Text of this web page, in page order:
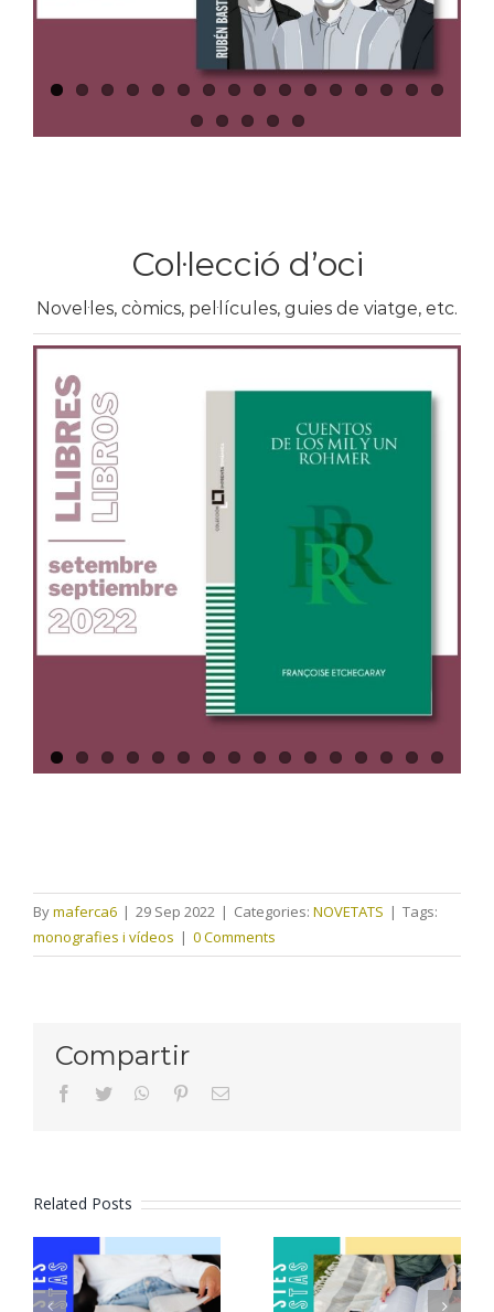
Col·lecció d’oci
Novel·les, còmics, pel·lícules, guies de viatge, etc.
Bymaferca6 | 29 Sep 2022 | Categories: NOVETATS | Tags:
monografies i vídeos | 0 Comments
Compartir
facebooktwitter whatsapppinterestEmail
Related Posts
Revistes
Revistes